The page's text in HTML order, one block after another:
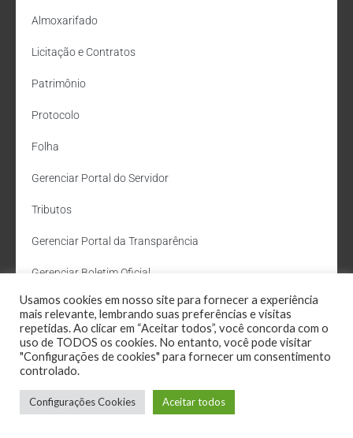
Almoxarifado
Licitação e Contratos
Patrimônio
Protocolo
Folha
Gerenciar Portal do Servidor
Tributos
Gerenciar Portal da Transparência
Gerenciar Boletim Oficial
Departamento de Água e Esgoto
Administração Site
Webmail
Usamos cookies em nosso site para fornecer a experiência
mais relevante, lembrando suas preferências e visitas
repetidas. Ao clicar em “Aceitar todos”, você concorda com o
uso de TODOS os cookies. No entanto, você pode visitar
"Configurações de cookies" para fornecer um consentimento
controlado.
Configurações Cookies Aceitar todos